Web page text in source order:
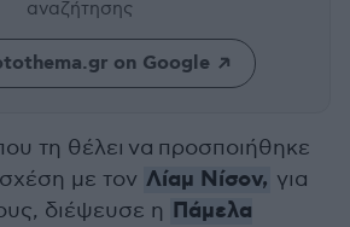
αναζήτησης
on Google
τη θέλει να προσποιήθηκε
σχέση με τον Λίαμ Νίσον, για
διέψευσε η Πάμελα